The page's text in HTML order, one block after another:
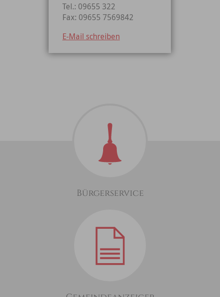
Tel.: 09655 322
Fax: 09655 7569842
E-Mail schreiben
Bürgerservice